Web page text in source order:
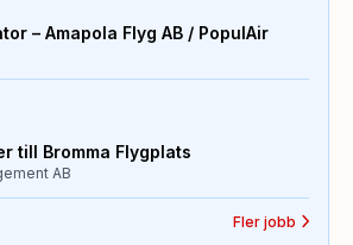
– Amapola Flyg AB / PopulAir
till Bromma Flygplats
AB
Fler jobb